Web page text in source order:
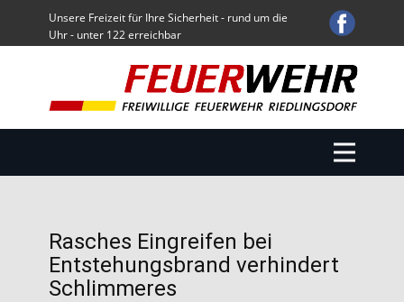
Unsere Freizeit für Ihre Sicherheit - rund um die
Uhr - unter 122 erreichbar
Start
Einsätze
Übungen / Sonstige Aktivitäten
Service
Downloads
Rasches Eingreifen bei
Entstehungsbrand verhindert
Schlimmeres